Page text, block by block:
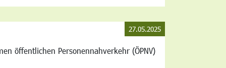
öffentlichen Personennahverkehr (ÖPNV)
27.05.2025